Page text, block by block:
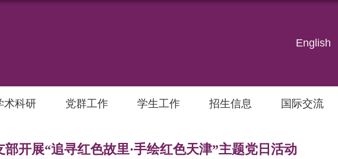
English
术科研 党群工作 学生工作 招生信息 国际交流
开展“追寻红色故里·手绘红色天津”主题党日活动